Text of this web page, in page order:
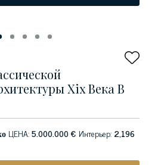
Xix Века В
ЦЕНА:5.000.000 € Интерьер: 2,196